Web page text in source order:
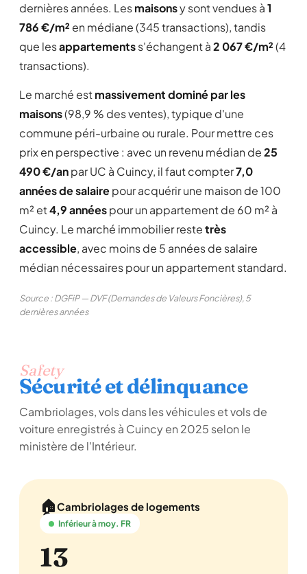
dernières années. Lesmaisonsy sont vendues à1
786 €/m² en médiane (345 transactions), tandis
que lesappartementss'échangent à2 067 €/m²(4
transactions).
Le marché estmassivement dominé par les
maisons(98,9 % des ventes), typique d'une
commune péri-urbaine ou rurale. Pour mettre ces
prix en perspective : avec un revenu médian de25
490 €/anpar UC à Cuincy, il faut compter7,0
années de salairepour acquérir une maison de 100
m² et4,9 annéespour un appartement de 60 m² à
Cuincy. Le marché immobilier restetrès
accessible, avec moins de 5 années de salaire
médian nécessaires pour un appartement standard.
Source : DGFiP — DVF (Demandes de Valeurs Foncières), 5
dernières années
Safety
Sécurité et délinquance
Cambriolages, vols dans les véhicules et vols de
voiture enregistrés à Cuincy en 2025 selon le
ministère de l'Intérieur.
🏠Cambriolages de logements
Inférieur à moy. FR
13